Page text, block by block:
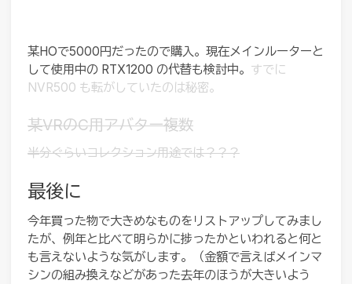
某HOで5000円だったので購入。現在メインルーターと
して使用中の RTX1200 の代替も検討中。 すでに
NVR500 も転がしていたのは秘密。
某VRのC用アバター複数
半分ぐらいコレクション用途では？？？
最後に
今年買った物で大きめなものをリストアップしてみまし
たが、例年と比べて明らかに捗ったかといわれると何と
も言えないような気がします。（金額で言えばメインマ
シンの組み換えなどがあった去年のほうが大きいよう